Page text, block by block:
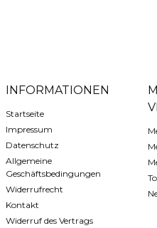
INFORMATIONEN
Startseite
Impressum
Datenschutz
Allgemeine
Geschäftsbedingungen
Widerrufrecht
Kontakt
Widerruf des Vertrags